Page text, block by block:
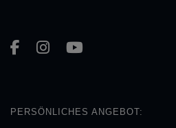
PERSÖNLICHES ANGEBOT: